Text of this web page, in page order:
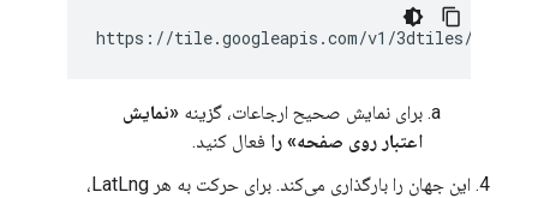
https://tile.googleapis.com/v1/3dtiles/
برای نمایش صحیح ارجاعات، گزینه «نمایش
اعتبار روی صفحه» را فعال کنید.
این جهان را بارگذاری می‌کند. برای حرکت به هر LatLng،